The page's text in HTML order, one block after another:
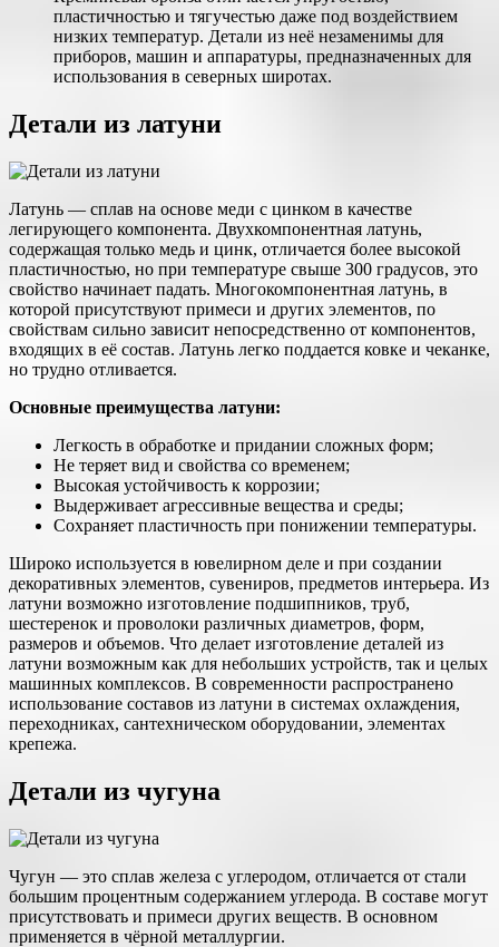
пластичностью и тягучестью даже под воздействием
низких температур. Детали из неё незаменимы для
приборов, машин и аппаратуры, предназначенных для
использования в северных широтах.
Детали из латуни
Латунь — сплав на основе меди с цинком в качестве
легирующего компонента. Двухкомпонентная латунь,
содержащая только медь и цинк, отличается более высокой
пластичностью, но при температуре свыше 300 градусов, это
свойство начинает падать. Многокомпонентная латунь, в
которой присутствуют примеси и других элементов, по
свойствам сильно зависит непосредственно от компонентов,
входящих в её состав. Латунь легко поддается ковке и чеканке,
но трудно отливается.
Основные преимущества латуни:
Легкость в обработке и придании сложных форм;
Не теряет вид и свойства со временем;
Высокая устойчивость к коррозии;
Выдерживает агрессивные вещества и среды;
Сохраняет пластичность при понижении температуры.
Широко используется в ювелирном деле и при создании
декоративных элементов, сувениров, предметов интерьера. Из
латуни возможно изготовление подшипников, труб,
шестеренок и проволоки различных диаметров, форм,
размеров и объемов. Что делает изготовление деталей из
латуни возможным как для небольших устройств, так и целых
машинных комплексов. В современности распространено
использование составов из латуни в системах охлаждения,
переходниках, сантехническом оборудовании, элементах
крепежа.
Детали из чугуна
Чугун — это сплав железа с углеродом, отличается от стали
большим процентным содержанием углерода. В составе могут
присутствовать и примеси других веществ. В основном
применяется в чёрной металлургии.